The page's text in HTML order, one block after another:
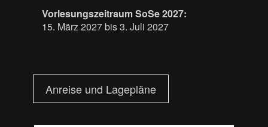
Vorlesungszeitraum SoSe 2027:
15. März 2027 bis 3. Juli 2027
Anreise und Lagepläne